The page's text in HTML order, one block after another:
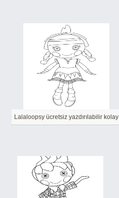
Lalaloopsy ücretsiz yazdırılabilir kolay